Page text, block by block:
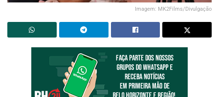
Imagem: MK2Films/Divulgação